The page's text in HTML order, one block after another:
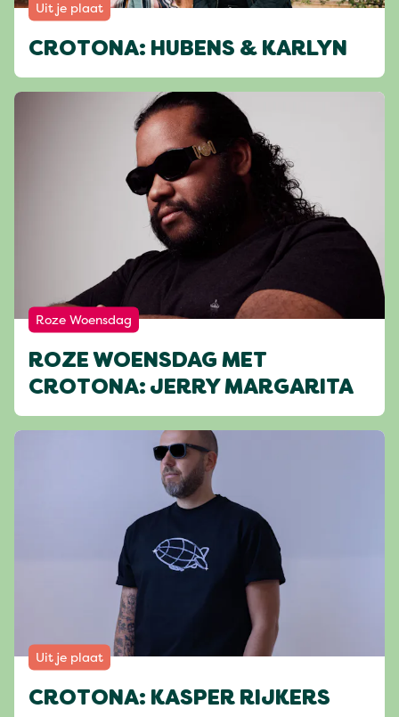
Uit je plaat
CROTONA: HUBENS & KARLYN
Roze Woensdag
ROZE WOENSDAG MET
CROTONA: JERRY MARGARITA
Uit je plaat
CROTONA: KASPER RIJKERS